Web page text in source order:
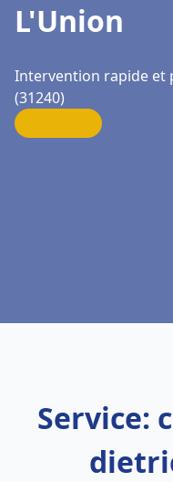
L'Union
Intervention rapide et
(31240)
Service: